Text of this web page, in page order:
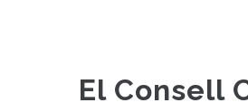
El Consell